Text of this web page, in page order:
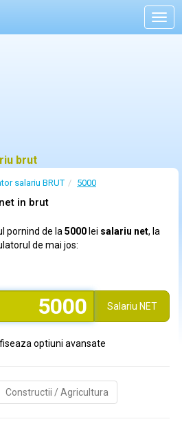
brut
salariu BRUT 5000
in brut
pornind de la 5000 lei salariu net, la
de mai jos:
Salariu NET
optiuni avansate
Constructii / Agricultura